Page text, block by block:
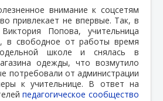
внимание к соцсетям
привлекает не впервые. Так, в
Попова, учительница
в свободное от работы время
школе и снялась в
одежды, что возмутило
потребовали от администрации
к учительнице. В ответ на
педагогическое сообщество